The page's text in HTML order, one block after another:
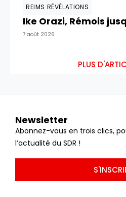
REIMS RÉVÉLATIONS
Ike Orazi, Rémois
7 août 2026
PLUS
Newsletter
Abonnez-vous en trois clics,
l’actualité du SDR !